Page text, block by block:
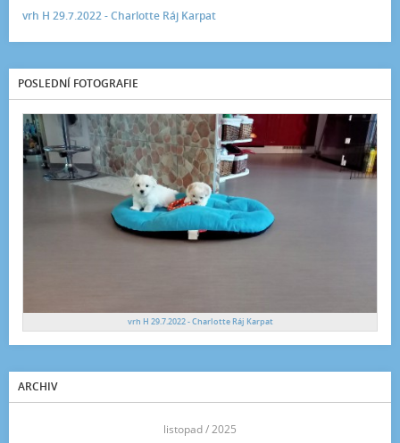
vrh H 29.7.2022 - Charlotte Ráj Karpat
POSLEDNÍ FOTOGRAFIE
vrh H 29.7.2022 - Charlotte Ráj Karpat
ARCHIV
listopad / 2025